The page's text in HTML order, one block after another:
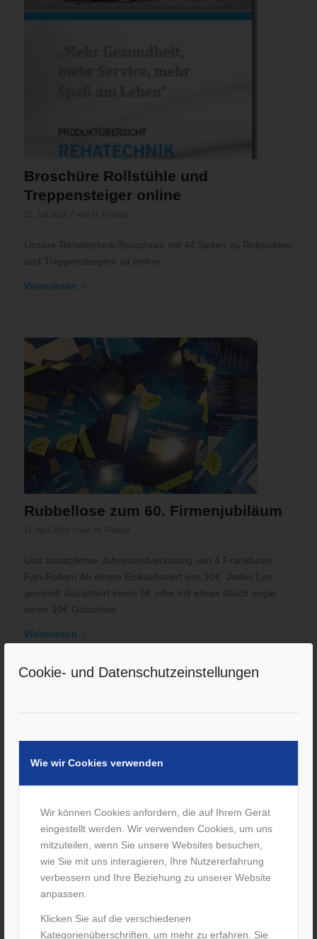
Cookie- und Datenschutzeinstellungen
Wie wir Cookies verwenden
Wir können Cookies anfordern, die auf Ihrem Gerät
eingestellt werden. Wir verwenden Cookies, um uns
mitzuteilen, wenn Sie unsere Websites besuchen,
wie Sie mit uns interagieren, Ihre Nutzererfahrung
verbessern und Ihre Beziehung zu unserer Website
anpassen.
Klicken Sie auf die verschiedenen
Kategorienüberschriften, um mehr zu erfahren. Sie
Broschüre Rollstühle und
Treppensteiger online
Unsere Rehatechnik-Broschüre mit 44 Seiten zu Rollstühlen
und Treppensteigern ist online.
Weiterlesen
Rubbellose zum 60. Firmenjubiläum
Und zusätzlicher Jahresendverlosung von 4 Frankfurter
Fan-Rollern Ab einem Einkaufswert von 10€. Jedes Los
gewinnt! Garantiert einen 5€ oder mit etwas Glück sogar
einen 10€ Gutschein.
Weiterlesen